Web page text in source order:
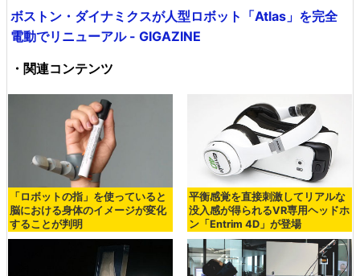
ボストン・ダイナミクスが人型ロボット「Atlas」を完全
電動でリニューアル - GIGAZINE
・関連コンテンツ
「ロボットの指」を使っていると
脳における身体のイメージが変化
することが判明
平衡感覚を直接刺激してリアルな
没入感が得られるVR専用ヘッドホ
ン「Entrim 4D」が登場